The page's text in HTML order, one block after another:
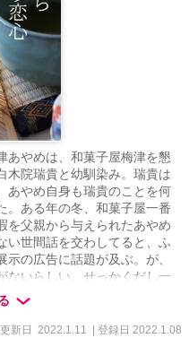
あやめは、和菓子屋梅津を懇
木院瑞貴と幼馴染み。瑞貴は
あやめ自身も瑞貴のことを何
。ある年の冬、和菓子屋一番
を父親から与えられたあやめ
い世間話を交わしてると、ふ
の広告に話題が及ぶ。が、
ないらしい。せっかくだし一
けれど、淡い光しかない展示
（ナイトランタン様）姫初
７話 ◎作中に出てくる企業
新日 2022.1.11 | 登録日 2022.1.08